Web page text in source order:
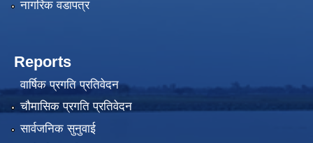
नागरिक वडापत्र
Reports
वार्षिक प्रगति प्रतिवेदन
चौमासिक प्रगति प्रतिवेदन
सार्वजनिक सुनुवाई